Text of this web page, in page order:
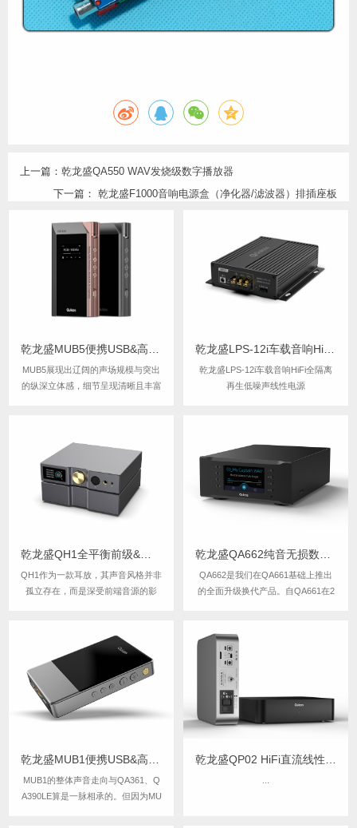
上一篇： 乾龙盛QA550 WAV发烧级数字播放器
下一篇：
乾龙盛F1000音响电源盒（净化器/滤波器）排插座板
MUB5展现出辽阔的声场规模与突出
的纵深立体感，细节呈现清晰且丰富
沉浸氛围。尤为难得的是扎实有力的
中低频表现——落地感明确，结像富
有韧性（这是...
乾龙盛LPS-12i车载音响HiFi全隔离
再生低噪声线性电源
QH1作为一款耳放，其声音风格并非
孤立存在，而是深受前端音源的影
密度。得益于其低噪音、宽频响和高
瞬态响应，QH1能够呈现出鲜活而自
QA662是我们在QA661基础上推出
的全面升级换代产品。自QA661在2
票王。在这漫长的研发岁月中，我们
不断挑战声音上限，逐步打造出今天
我们为之自豪的音质表现。QA...
乾龙盛MUB1便携USB&高清蓝牙HiFi解码器耳放
MUB1的整体声音走向与QA361、Q
A390LE算是一脉相承的。但因为MU
乾龙盛QP02 HiFi直流线性电源处理器